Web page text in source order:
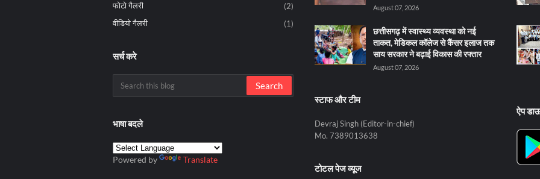
फोटो गैलरी
(2)
वीडियो गैलरी
(1)
सर्च करे
भाषा बदले
Powered by Translate
August 07, 2026
छत्तीसगढ़ में स्वास्थ्य व्यवस्था को नई
ताकत, मेडिकल कॉलेज से कैंसर इलाज तक
साय सरकार ने बढ़ाई विकास की रफ्तार
August 07, 2026
स्टाफ और टीम
Devraj Singh (Editor-in-chief)
Mo. 7389013638
टोटल पेज व्यूज
ऐप